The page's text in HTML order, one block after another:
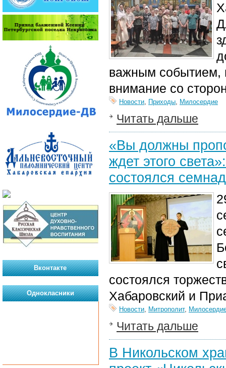
важным событием,
внимание со
Новости, Приходы, Милосердие
Читать дальше
«Вы должны
ждет этого
состоялся
состоялся
Хабаровский и
Новости, Митрополит,
Читать дальше
В Никольском
Вконтакте
Однокласники